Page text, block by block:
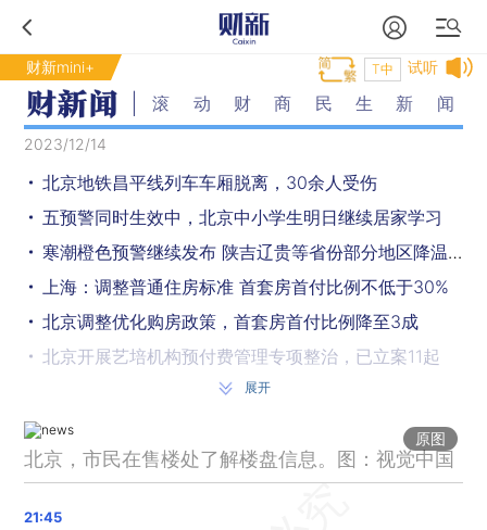
财新mini+ 试听
T中
滚动财商民生新闻
2023/12/14
北京地铁昌平线列车车厢脱离，30余人受伤
五预警同时生效中，北京中小学生明日继续居家学习
寒潮橙色预警继续发布 陕吉辽贵等省份部分地区降温将超20℃
上海：调整普通住房标准 首套房首付比例不低于30%
北京调整优化购房政策，首套房首付比例降至3成
北京开展艺培机构预付费管理专项整治，已立案11起
文旅部：前三季度国内旅游达36.7亿人次，旅游收入3.7万亿元
2022年末全国60周岁及以上老年人口2.8亿人 占总人口19.8%
展开
原图
北京，市民在售楼处了解楼盘信息。图：视觉中国